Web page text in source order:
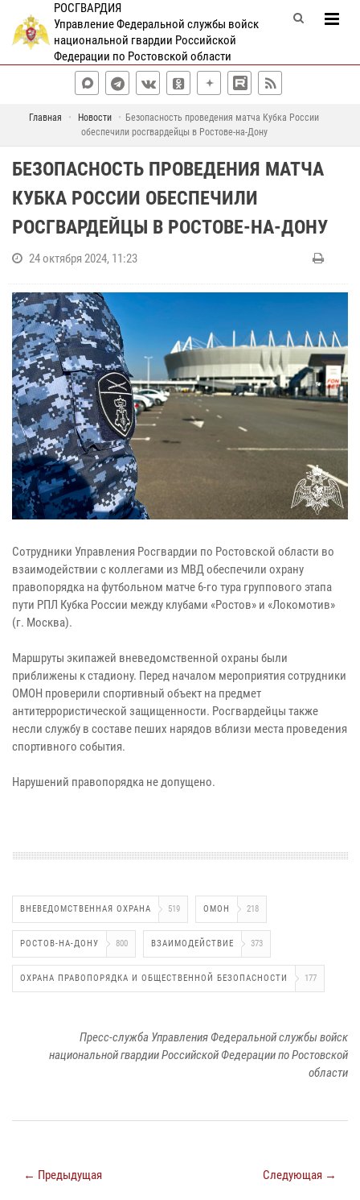
РОСГВАРДИЯ
Управление Федеральной службы войск
национальной гвардии Российской
Федерации по Ростовской области
Главная Новости
Безопасность проведения матча Кубка России
обеспечили росгвардейцы в Ростове-на-Дону
БЕЗОПАСНОСТЬ ПРОВЕДЕНИЯ МАТЧА
КУБКА РОССИИ ОБЕСПЕЧИЛИ
РОСГВАРДЕЙЦЫ В РОСТОВЕ-НА-ДОНУ
24 октября 2024, 11:23
Сотрудники Управления Росгвардии по Ростовской области во
взаимодействии с коллегами из МВД обеспечили охрану
правопорядка на футбольном матче 6-го тура группового этапа
пути РПЛ Кубка России между клубами «Ростов» и «Локомотив»
(г. Москва).
Маршруты экипажей вневедомственной охраны были
приближены к стадиону. Перед началом мероприятия сотрудники
ОМОН проверили спортивный объект на предмет
антитеррористической защищенности. Росгвардейцы также
несли службу в составе пеших нарядов вблизи места проведения
спортивного события.
Нарушений правопорядка не допущено.
ВНЕВЕДОМСТВЕННАЯ ОХРАНА 519 ОМОН 218
РОСТОВ-НА-ДОНУ 800 ВЗАИМОДЕЙСТВИЕ 373
ОХРАНА ПРАВОПОРЯДКА И ОБЩЕСТВЕННОЙ БЕЗОПАСНОСТИ 177
Пресс-служба Управления Федеральной службы войск
национальной гвардии Российской Федерации по Ростовской
области
← Предыдущая Следующая →